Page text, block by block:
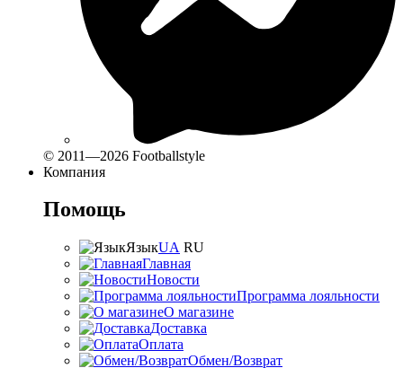
© 2011—2026 Footballstyle
Компания
Помощь
ЯзыкUA RU
Главная
Новости
Программа лояльности
О магазине
Доставка
Оплата
Обмен/Возврат